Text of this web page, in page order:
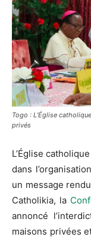
Togo : L’Église
privés
L’Église
dans
un message
Catholikia, la
annoncé
maisons privées